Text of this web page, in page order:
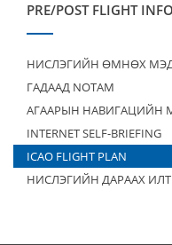
PRE/POST FLIGHT INFO
НИСЛЭГИЙН ӨМНӨХ
ГАДААД NOTAM
АГААРЫН НАВИГАЦИЙН
INTERNET SELF-BRIEFING
ICAO FLIGHT PLAN
НИСЛЭГИЙН ДАРААХ